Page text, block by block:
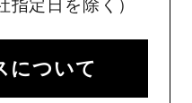
指定日を除く）
について